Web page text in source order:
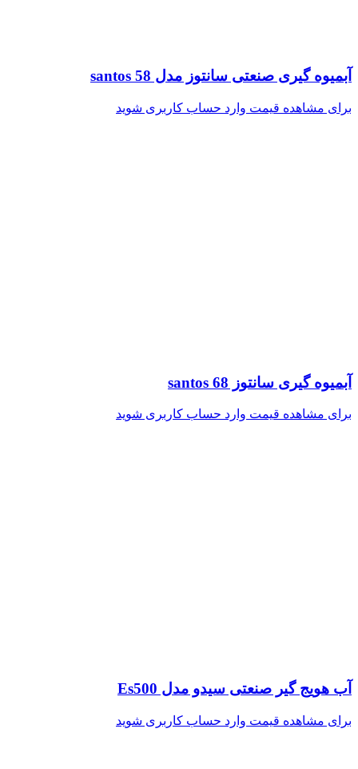
آبمیوه گیری صنعتی سانتوز مدل santos 58
برای مشاهده قیمت وارد حساب کاربری شوید
آبمیوه گیری سانتوز santos 68
برای مشاهده قیمت وارد حساب کاربری شوید
آب هویج گیر صنعتی سیدو مدل Es500
برای مشاهده قیمت وارد حساب کاربری شوید